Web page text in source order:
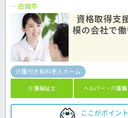
白岡市
資格取得支
模の会社で
介護付き有料老人ホーム
介護福祉士 ヘルパー・介護職
ここがポイン